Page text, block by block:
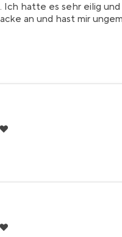
Ich hatte es sehr eilig
an und hast mir